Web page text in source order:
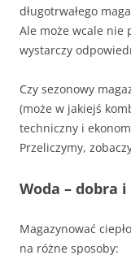
długotrwałego
Ale może wcale nie
wystarczy
Czy sezonowy
(może w jakiejś
techniczny i
Przeliczymy,
Woda – dobra
Magazynować
na różne sposoby: